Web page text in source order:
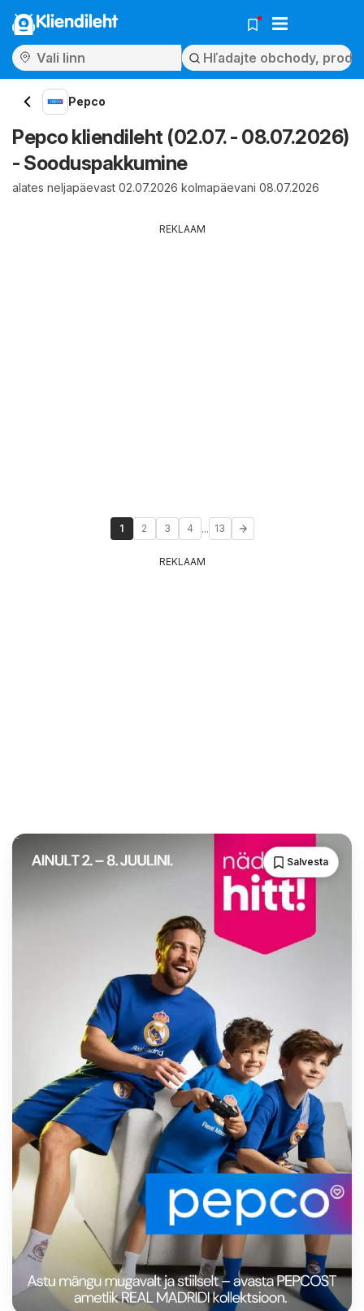
Kliendileht
Pepco
Pepco kliendileht (02.07. - 08.07.2026)
- Sooduspakkumine
alates neljapäevast 02.07.2026 kolmapäevani 08.07.2026
REKLAAM
1 2 3 4 ... 13
REKLAAM
Salvesta